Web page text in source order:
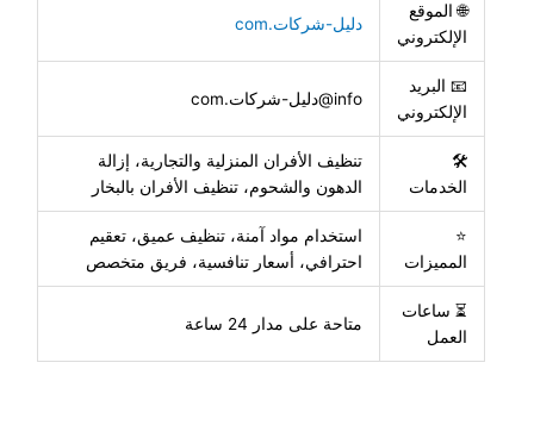
🌐 الموقع
الإلكتروني
دليل-شركات.com
📧 البريد
الإلكتروني
info@دليل-شركات.com
🛠
الخدمات
تنظيف الأفران المنزلية والتجارية، إزالة
الدهون والشحوم، تنظيف الأفران بالبخار
⭐
المميزات
استخدام مواد آمنة، تنظيف عميق، تعقيم
احترافي، أسعار تنافسية، فريق متخصص
⏳ ساعات
العمل
متاحة على مدار 24 ساعة